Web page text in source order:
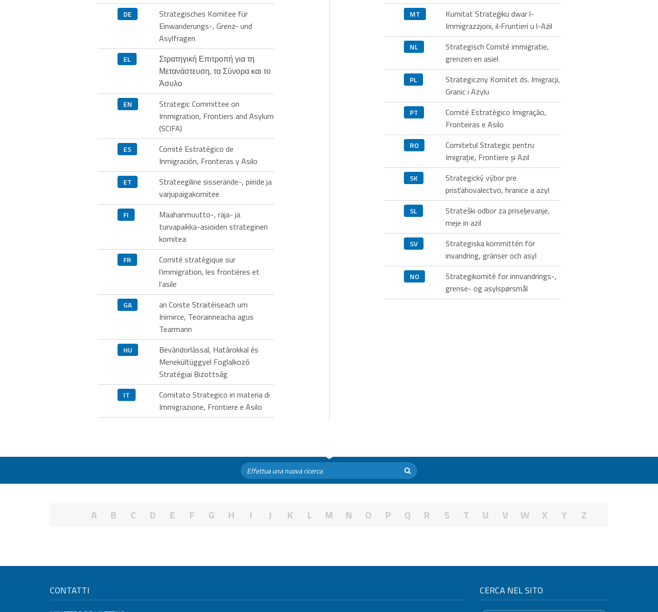
DE
Strategisches Komitee für
Einwanderungs-, Grenz- und
Asylfragen
EL
Στρατηγική Επιτροπή για τη
Μετανάστευση, τα Σύνορα και το
Άσυλο
EN
Strategic Committee on
Immigration, Frontiers and Asylum
(SCIFA)
ES
Comité Estratégico de
Inmigración, Fronteras y Asilo
ET
Strateegiline sisserände-, piiride ja
varjupaigakomitee
FI
Maahanmuutto-, raja- ja
turvapaikka-asioiden strateginen
komitea
FR
Comité stratégique sur
l’immigration, les frontières et
l’asile
GA
an Coiste Straitéiseach um
Inimirce, Teorainneacha agus
Tearmann
HU
Bevándorlással, Határokkal és
Menekültüggyel Foglalkozó
Stratégiai Bizottság
IT
Comitato Strategico in materia di
Immigrazione, Frontiere e Asilo
MT
Kumitat Strateġiku dwar l-
Immigrazzjoni, il‑Fruntieri u l-Ażil
NL
Strategisch Comité immigratie,
grenzen en asiel
PL
Strategiczny Komitet ds. Imigracji,
Granic i Azylu
PT
Comité Estratégico Imigração,
Fronteiras e Asilo
RO
Comitetul Strategic pentru
Imigraţie, Frontiere şi Azil
SK
Strategický výbor pre
prisťahovalectvo, hranice a azyl
SL
Strateški odbor za priseljevanje,
meje in azil
SV
Strategiska kommittén för
invandring, gränser och asyl
NO
Strategikomité for innvandrings-,
grense- og asylspørsmål
A B C D E F G H I J K L M N O P Q R S T U V W X Y Z
CONTATTI CERCA NEL SITO